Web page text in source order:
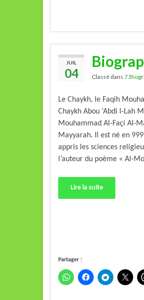
JUIL
04 Classé dans
Le Chaykh, le Faqih
Chaykh Abou ‘Abdi l-Lah
Mouhammad Al-Façi Al-
Mayyarah. Il est né en
appris les sciences
l’auteur du poème « Al-
Lire la suite
Partager :